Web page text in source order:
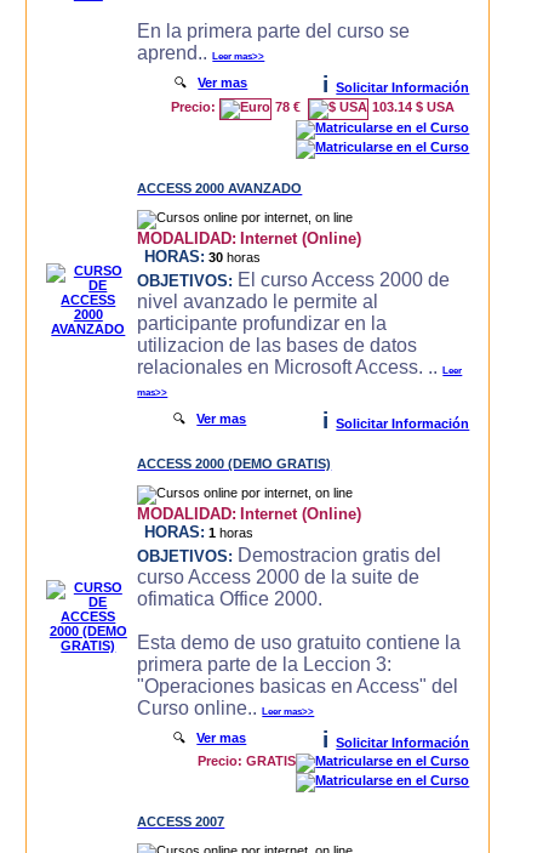
En la primera parte del curso se
aprend..Leer mas>>
🔍Ver mas i
Solicitar Información
Precio:
78 € 103.14 $ USA
ACCESS 2000 AVANZADO
MODALIDAD: Internet (Online)
HORAS: 30 horas
OBJETIVOS: El curso Access 2000 de
nivel avanzado le permite al
participante profundizar en la
utilizacion de las bases de datos
relacionales en Microsoft Access. ..Leer
mas>>
🔍Ver mas i Solicitar Información
ACCESS 2000 (DEMO GRATIS)
MODALIDAD: Internet (Online)
HORAS: 1 horas
OBJETIVOS: Demostracion gratis del
curso Access 2000 de la suite de
ofimatica Office 2000.
Esta demo de uso gratuito contiene la
primera parte de la Leccion 3:
"Operaciones basicas en Access" del
Curso online..Leer mas>>
🔍Ver mas i
Solicitar Información
Precio: GRATIS
ACCESS 2007